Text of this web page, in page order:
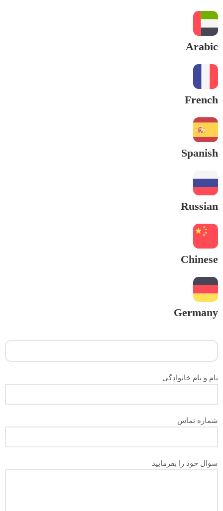
Arabic
French
Spanish
Russian
Chinese
Germany
نام و نام خانوادگی
شماره تماس
سوال خود را بفرمایید